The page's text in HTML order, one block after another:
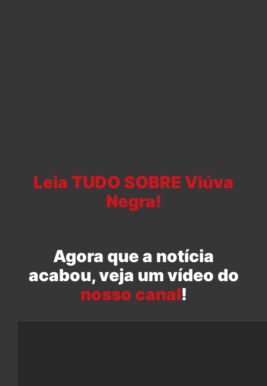
Leia TUDO SOBRE Viúva
Negra!
Agora que a notícia
acabou, veja um vídeo do
nosso canal!